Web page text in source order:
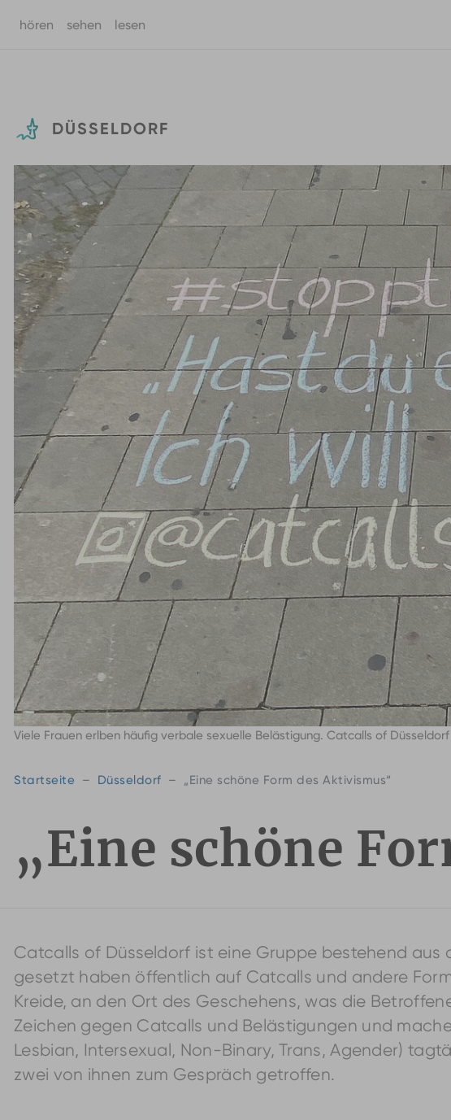
hören sehen lesen
DÜSSELDORF
Viele Frauen erlben häufig verbale sexuelle Belästigung. Catcalls of
Startseite Düsseldorf „Eine schöne Form des Aktivismus“
„Eine schöne
Catcalls of Düsseldorf ist eine Gruppe bestehend aus
gesetzt haben öffentlich auf Catcalls und andere
Kreide, an den Ort des Geschehens, was die
Zeichen gegen Catcalls und Belästigungen und
Lesbian, Intersexual, Non-Binary, Trans, Agender)
zwei von ihnen zum Gespräch getroffen.